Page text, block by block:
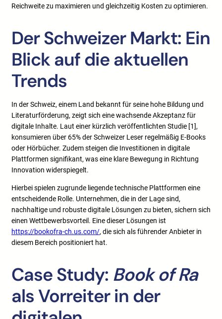
Reichweite zu maximieren und gleichzeitig Kosten zu optimieren.
Der Schweizer Markt: Ein
Blick auf die aktuellen
Trends
In der Schweiz, einem Land bekannt für seine hohe Bildung und
Literaturförderung, zeigt sich eine wachsende Akzeptanz für
digitale Inhalte. Laut einer kürzlich veröffentlichten Studie [1],
konsumieren über 65% der Schweizer Leser regelmäßig E-Books
oder Hörbücher. Zudem steigen die Investitionen in digitale
Plattformen signifikant, was eine klare Bewegung in Richtung
Innovation widerspiegelt.
Hierbei spielen zugrunde liegende technische Plattformen eine
entscheidende Rolle. Unternehmen, die in der Lage sind,
nachhaltige und robuste digitale Lösungen zu bieten, sichern sich
einen Wettbewerbsvorteil. Eine dieser Lösungen ist
https://bookofra-ch.us.com/, die sich als führender Anbieter in
diesem Bereich positioniert hat.
Case Study: Book of Ra
als Vorreiter in der